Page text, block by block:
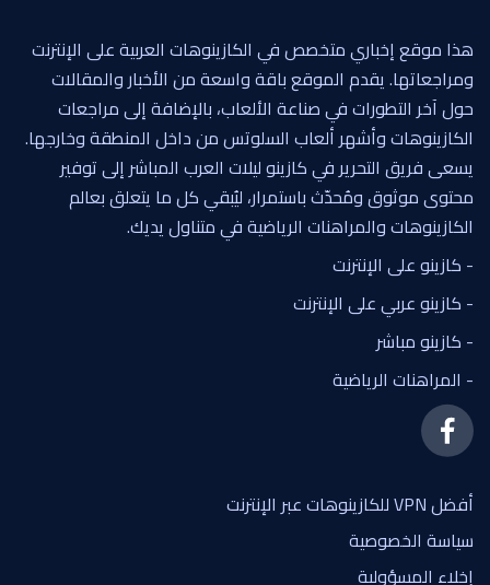
هذا موقع إخباري متخصص في الكازينوهات العربية على الإنترنت
ومراجعاتها. يقدم الموقع باقة واسعة من الأخبار والمقالات
حول آخر التطورات في صناعة الألعاب، بالإضافة إلى مراجعات
الكازينوهات وأشهر ألعاب السلوتس من داخل المنطقة وخارجها.
يسعى فريق التحرير في كازينو ليلات العرب المباشر إلى توفير
محتوى موثوق ومُحدّث باستمرار، ليُبقي كل ما يتعلق بعالم
الكازينوهات والمراهنات الرياضية في متناول يديك.
- كازينو على الإنترنت
- كازينو عربي على الإنترنت
- كازينو مباشر
- المراهنات الرياضية
أفضل VPN للكازينوهات عبر الإنترنت
سياسة الخصوصية
إخلاء المسؤولية